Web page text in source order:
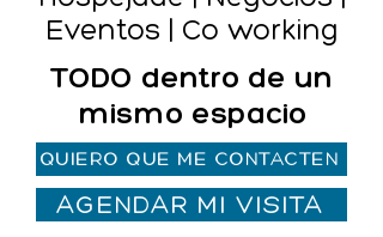
Eventos | Co working
TODO dentro de un
mismo espacio
QUIERO QUE ME CONTACTEN
AGENDAR MI VISITA